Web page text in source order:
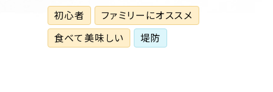
初心者
ファミリーにオススメ
食べて美味しい
堤防